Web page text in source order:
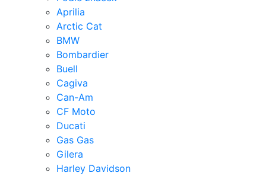
Aprilia
Arctic Cat
BMW
Bombardier
Buell
Cagiva
Can-Am
CF Moto
Ducati
Gas Gas
Gilera
Harley Davidson